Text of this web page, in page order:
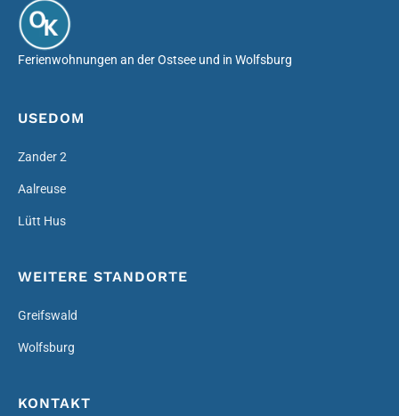
Ferienwohnungen an der Ostsee und in Wolfsburg
USEDOM
Zander 2
Aalreuse
Lütt Hus
WEITERE STANDORTE
Greifswald
Wolfsburg
KONTAKT